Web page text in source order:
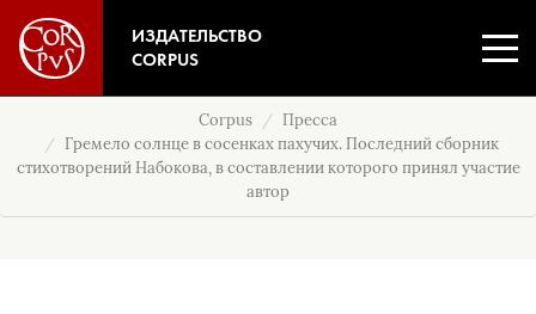
ИЗДАТЕЛЬСТВО
CORPUS
Corpus
Пресса
Гремело солнце в сосенках пахучих. Последний сборник
стихотворений Набокова, в составлении которого принял участие
автор